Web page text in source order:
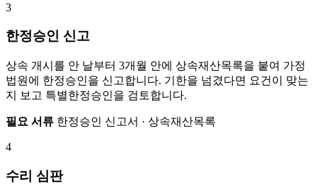
3
한정승인 신고
상속 개시를 안 날부터 3개월 안에 상속재산목록을 붙여 가정
법원에 한정승인을 신고합니다. 기한을 넘겼다면 요건이 맞는
지 보고 특별한정승인을 검토합니다.
필요 서류 한정승인 신고서 · 상속재산목록
4
수리 심판